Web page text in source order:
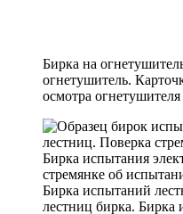
Бирка на
огнетушитель.
осмотра огнетушителя
Бирка испытаний
лестниц бирка. Бирка